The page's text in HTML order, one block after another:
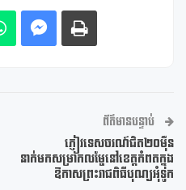
ព័ត៌មានបន្ទាប់
ភ្ញៀវទេសចរណ៍ជិត២០ម៉ឺន
នាក់មកសម្រាកលម្ហែនៅខេត្តកំពតក្នុង
ឱកាសព្រះរាជពិធីបុណ្យអុំទូក